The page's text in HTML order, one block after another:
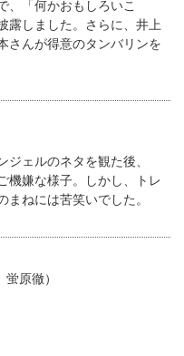
、「何かおもしろいこ
露しました。さらに、井上
さんが得意のタンバリンを
ェルのネタを観た後、
機嫌な様子。しかし、トレ
まねには苦笑いでした。
原徹）